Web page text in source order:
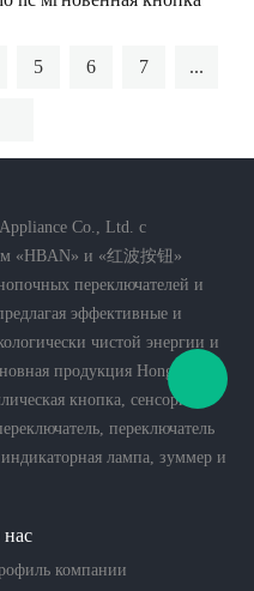
5 6 7 ...
Co., Ltd. с
«HBAN» и «红波按钮»
переключателей и
эффективные и
чистой энергии и
продукция Hongbo:
кнопка, сенсорный
переключатель
лампа, зуммер и
компании